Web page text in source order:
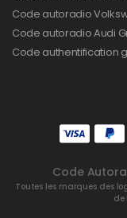
Code autoradio
Code autoradio Audi
Code authentification
Code
Toutes les marques des
de